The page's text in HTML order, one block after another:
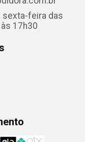
sexta-feira das
17h30